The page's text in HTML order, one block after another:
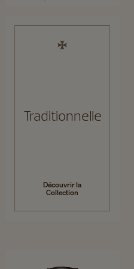
Traditionnelle
Découvrir la
Collection